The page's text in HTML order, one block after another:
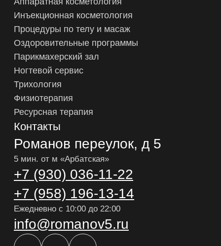
© 2023-2026 Романов
ООО TД «Русский стиль»
Лицензия № ЛО-77-01-012930
от 22.08.2016
Онлайн-запись
Политика конфиденциальности
Согласие на обработку персональных данных
Согласие на рекламную рассылку
Вся представляемая информация на сайте носит лишь
является публичной офертой, определяемой положениями
Статьи 437 (2) Гражданского кодекса Российской Федерации